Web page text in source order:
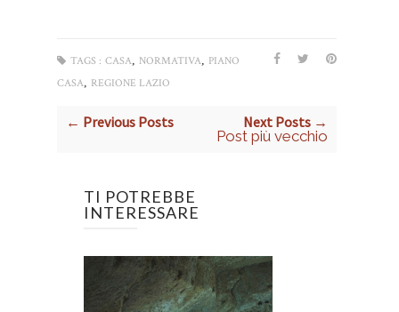
TAGS : CASA, NORMATIVA, PIANO
CASA, REGIONE LAZIO
← Previous Posts
Next Posts →
Post più vecchio
TI POTREBBE
INTERESSARE